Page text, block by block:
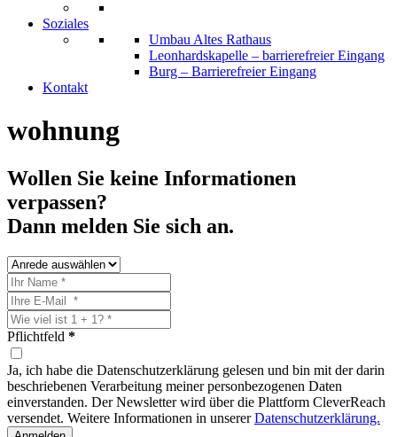
Soziales
Umbau Altes Rathaus
Leonhardskapelle – barrierefreier Eingang
Burg – Barrierefreier Eingang
Kontakt
wohnung
Wollen Sie keine Informationen
verpassen?
Dann melden Sie sich an.
Pflichtfeld *
Ja, ich habe die Datenschutzerklärung gelesen und bin mit der darin
beschriebenen Verarbeitung meiner personbezogenen Daten
einverstanden. Der Newsletter wird über die Plattform CleverReach
versendet. Weitere Informationen in unsererDatenschutzerklärung.